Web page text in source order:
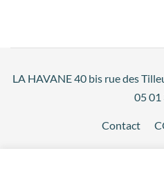
LA HAVANE 40 bis rue des
05 01
Contact